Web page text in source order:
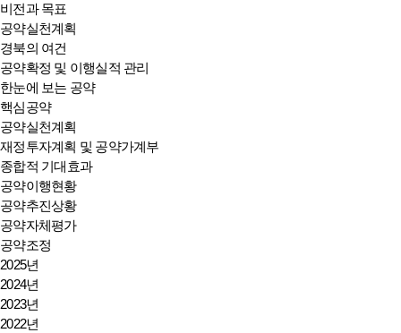
비전과 목표
공약실천계획
경북의 여건
공약확정 및 이행실적 관리
한눈에 보는 공약
핵심공약
공약실천계획
재정투자계획 및 공약가계부
종합적 기대효과
공약이행현황
공약추진상황
공약자체평가
공약조정
2025년
2024년
2023년
2022년